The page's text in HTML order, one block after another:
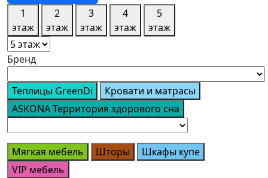
1
этаж
2
этаж
3
этаж
4
этаж
5
этаж
Бренд
Теплицы GreenDi
Кровати и матрасы
ASKONA Территория здорового сна
Мягкая мебель Шторы
Шкафы купе
VIP мебель